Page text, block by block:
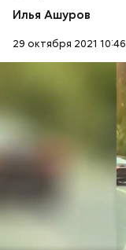
Илья Ашуров
29 октября 2021 10:46